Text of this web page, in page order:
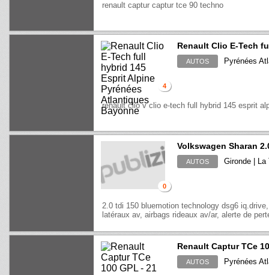
renault captur captur tce 90 techno
4
Renault Clio E-Tech
AUTOS Pyrénées
renault clio v clio e-tech full hybrid 145 esprit
0
Volkswagen Sharan
AUTOS Gironde | La
2.0 tdi 150 bluemotion technology dsg6
latéraux av, airbags rideaux av/ar, alerte de
Renault Captur TCe
AUTOS Pyrénées